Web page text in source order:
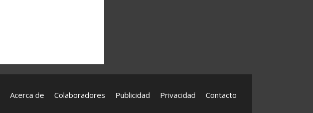
Acerca de Colaboradores Publicidad Privacidad Contacto